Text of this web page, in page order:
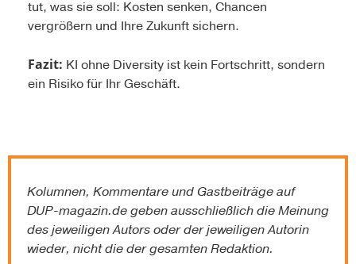
tut, was sie soll: Kosten senken, Chancen
vergrößern und Ihre Zukunft sichern.
Fazit: KI ohne Diversity ist kein Fortschritt, sondern
ein Risiko für Ihr Geschäft.
Kolumnen, Kommentare und Gastbeiträge auf
DUP-magazin.degeben ausschließlich die Meinung
des jeweiligen Autors oder der jeweiligen Autorin
wieder, nicht die der gesamten Redaktion.